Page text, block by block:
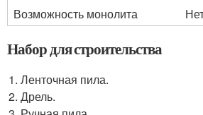
Возможность монолита
Набор для строительства
Ленточная пила.
Дрель.